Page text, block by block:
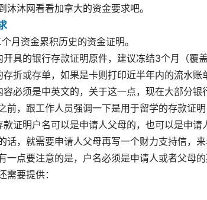
沐沐网看看加拿大的资金要求吧。
资金累积历史的资金证明。
的银行存款证明原件，建议冻结3个月（覆盖
或存单，如果是卡则打印近半年内的流水账
须是中英文的，关于这一点，现在大部分银
前，跟工作人员强调一下是用于留学的存款证明
明户名可以是申请人父母的，也可以是申请
，就需要申请人父母再写一个财力支持信，来
一点要注意的是，户名必须是申请人或者父母
要提供：